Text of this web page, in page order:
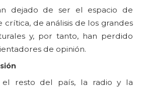
dejado de ser el espacio de
de análisis de los grandes
y, por tanto, han perdido
de opinión.
el resto del país, la radio y la